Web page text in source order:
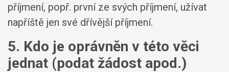
příjmení, popř. první ze svých příjmení, užívat
napříště jen své dřívější příjmení.
5. Kdo je oprávněn v této věci
jednat (podat žádost apod.)